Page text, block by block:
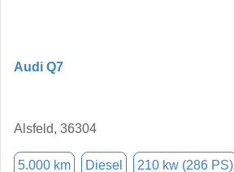
Audi Q7
Alsfeld, 36304
5.000 km Diesel 210 kw (286 PS)